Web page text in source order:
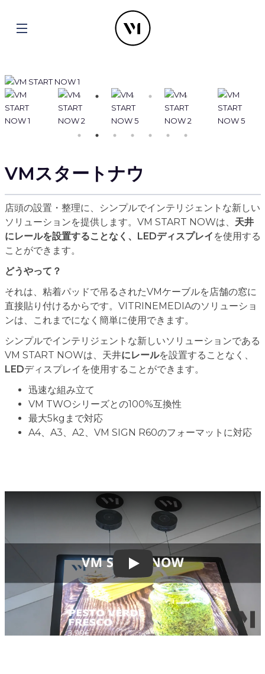
VMスタートナウ
店頭の設置・整理に、シンプルでインテリジェントな新しい
ソリューションを提供します。VM START NOWは、 天井
にレールを設置することなく、LEDディスプレイ を使用する
ことができます。
どうやって？
それは、粘着パッドで吊るされたVMケーブルを店舗の窓に
直接貼り付けるからです。VITRINEMEDIAのソリューショ
ンは、これまでになく簡単に使用できます。
シンプルでインテリジェントな新しいソリューションである
VM START NOWは、天井にレールを設置することなく、
LEDディスプレイを使用することができます。
迅速な組み立て
VM TWOシリーズとの100%互換性
最大5kgまで対応
A4、A3、A2、VM SIGN R60のフォーマットに対応
Play